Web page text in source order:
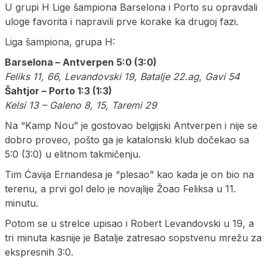
U grupi H Lige šampiona Barselona i Porto su opravdali
uloge favorita i napravili prve korake ka drugoj fazi.
Liga šampiona, grupa H:
Barselona – Antverpen 5:0 (3:0)
Feliks 11, 66, Levandovski 19, Batalje 22.ag, Gavi 54
Šahtjor – Porto 1:3 (1:3)
Kelsi 13 – Galeno 8, 15, Taremi 29
Na “Kamp Nou” je gostovao belgijski Antverpen i nije se
dobro proveo, pošto ga je katalonski klub dočekao sa
5:0 (3:0) u elitnom takmičenju.
Tim Ćavija Ernandesa je “plesao” kao kada je on bio na
terenu, a prvi gol delo je novajlije Žoao Feliksa u 11.
minutu.
Potom se u strelce upisao i Robert Levandovski u 19, a
tri minuta kasnije je Batalje zatresao sopstvenu mrežu za
ekspresnih 3:0.